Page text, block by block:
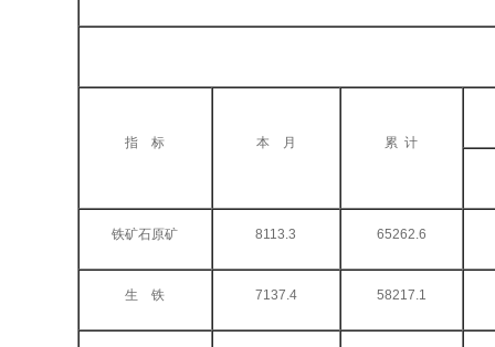
指 标 本 月 累 计
铁矿石原矿 8113.3 65262.6
生 铁 7137.4 58217.1